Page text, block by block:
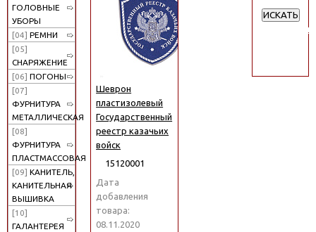
ГОЛОВНЫЕ
УБОРЫ
[04] РЕМНИ
[05]
СНАРЯЖЕНИЕ
[06] ПОГОНЫ
[07]
ФУРНИТУРА
МЕТАЛЛИЧЕСКАЯ
[08]
ФУРНИТУРА
ПЛАСТМАССОВАЯ
[09] КАНИТЕЛЬ,
КАНИТЕЛЬНАЯ
ВЫШИВКА
[10]
ГАЛАНТЕРЕЯ
Шеврон
пластизолевый
Государственный
реестр казачьих
войск
15120001
Дата
добавления
товара:
08.11.2020
ИСКАТЬ